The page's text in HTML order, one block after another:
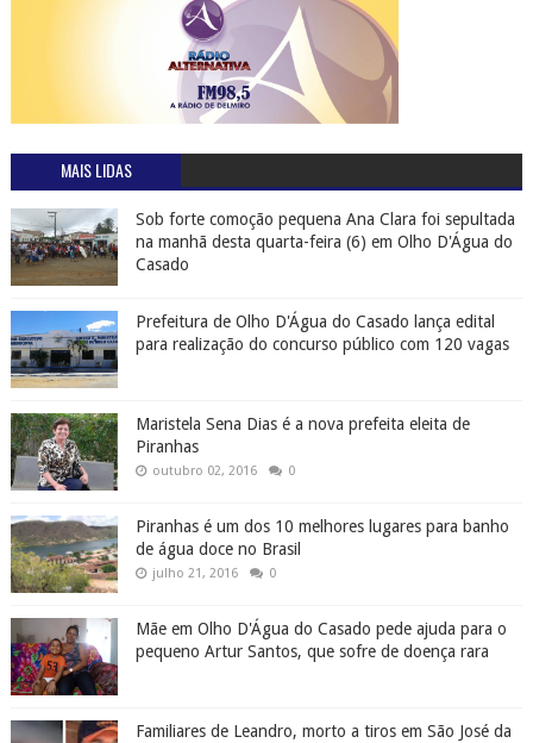
MAIS LIDAS
Sob forte comoção pequena Ana Clara foi sepultada
na manhã desta quarta-feira (6) em Olho D'Água do
Casado
Prefeitura de Olho D'Água do Casado lança edital
para realização do concurso público com 120 vagas
Maristela Sena Dias é a nova prefeita eleita de
Piranhas
outubro 02, 2016 0
Piranhas é um dos 10 melhores lugares para banho
de água doce no Brasil
julho 21, 2016 0
Mãe em Olho D'Água do Casado pede ajuda para o
pequeno Artur Santos, que sofre de doença rara
Familiares de Leandro, morto a tiros em São José da